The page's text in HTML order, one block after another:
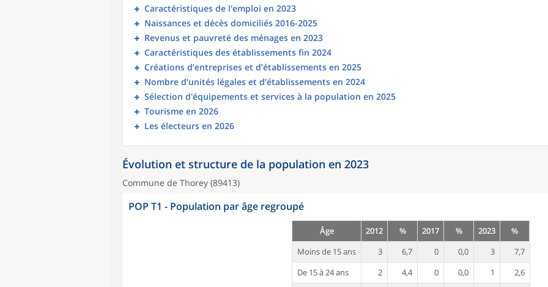
Caractéristiques de l'emploi en 2023
Naissances et décès domiciliés 2016-2025
Revenus et pauvreté des ménages en 2023
Caractéristiques des établissements fin 2024
Créations d’entreprises et d’établissements en 2025
Nombre d’unités légales et d’établissements en 2024
Sélection d'équipements et services à la population en 2025
Tourisme en 2026
Les électeurs en 2026
Évolution et structure de la population en 2023
Commune de Thorey (89413)
POP T1 - Population par âge regroupé
Âge 2012 % 2017 % 2023
%
Moins de 15 ans
3 6,7 0 0,0 3
7,7
De 15 à 24 ans
2 4,4 0 0,0 1
2,6